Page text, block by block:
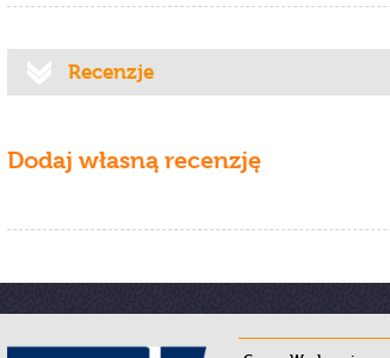
Recenzje
Dodaj własną recenzję